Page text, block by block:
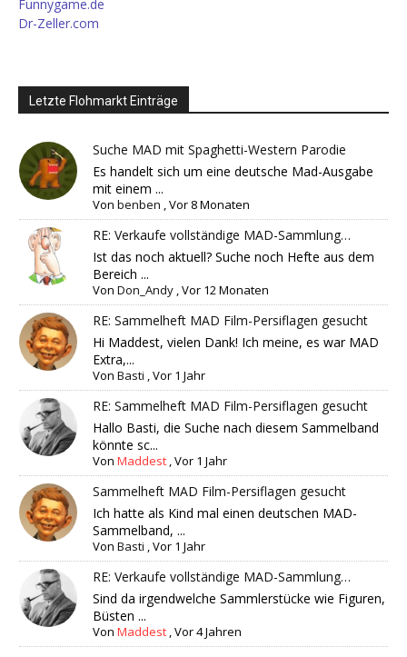
Funnygame.de
Dr-Zeller.com
Letzte Flohmarkt Einträge
Suche MAD mit Spaghetti-Western Parodie
Es handelt sich um eine deutsche Mad-Ausgabe
mit einem ...
Vonbenben ,Vor 8 Monaten
RE: Verkaufe vollständige MAD-Sammlung…
Ist das noch aktuell? Suche noch Hefte aus dem
Bereich ...
VonDon_Andy ,Vor 12 Monaten
RE: Sammelheft MAD Film-Persiflagen gesucht
Hi Maddest, vielen Dank! Ich meine, es war MAD
Extra,...
VonBasti ,Vor 1 Jahr
RE: Sammelheft MAD Film-Persiflagen gesucht
Hallo Basti, die Suche nach diesem Sammelband
könnte sc...
VonMaddest ,Vor 1 Jahr
Sammelheft MAD Film-Persiflagen gesucht
Ich hatte als Kind mal einen deutschen MAD-
Sammelband, ...
VonBasti ,Vor 1 Jahr
RE: Verkaufe vollständige MAD-Sammlung…
Sind da irgendwelche Sammlerstücke wie Figuren,
Büsten ...
VonMaddest ,Vor 4 Jahren